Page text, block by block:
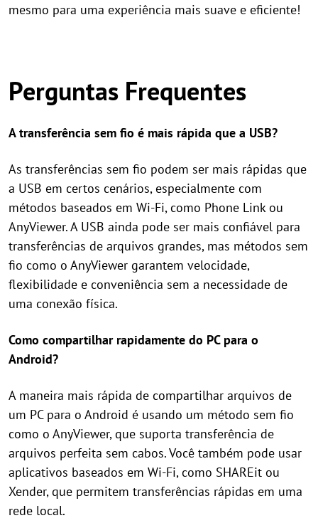
mesmo para uma experiência mais suave e eficiente!
Perguntas Frequentes
A transferência sem fio é mais rápida que a USB?
As transferências sem fio podem ser mais rápidas que
a USB em certos cenários, especialmente com
métodos baseados em Wi-Fi, como Phone Link ou
AnyViewer. A USB ainda pode ser mais confiável para
transferências de arquivos grandes, mas métodos sem
fio como o AnyViewer garantem velocidade,
flexibilidade e conveniência sem a necessidade de
uma conexão física.
Como compartilhar rapidamente do PC para o
Android?
A maneira mais rápida de compartilhar arquivos de
um PC para o Android é usando um método sem fio
como o AnyViewer, que suporta transferência de
arquivos perfeita sem cabos. Você também pode usar
aplicativos baseados em Wi-Fi, como SHAREit ou
Xender, que permitem transferências rápidas em uma
rede local.